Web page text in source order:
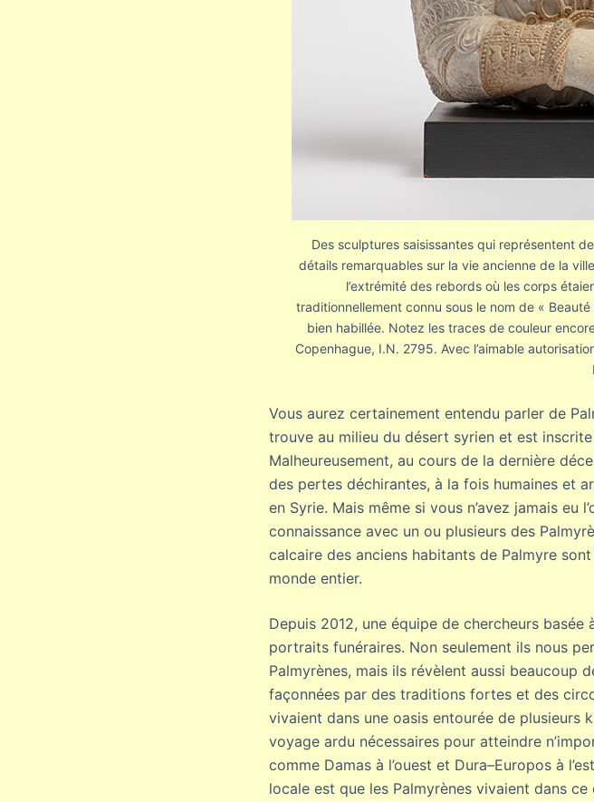
Des sculptures saisissantes qui représentent
détails remarquables sur la vie ancienne de la
l’extrémité des rebords où les corps
traditionnellement connu sous le nom de «
bien habillée. Notez les traces de couleur
Copenhague, I.N. 2795. Avec l’aimable
Vous aurez certainement entendu parler de
trouve au milieu du désert syrien et est
Malheureusement, au cours de la dernière
des pertes déchirantes, à la fois humaines et
en Syrie. Mais même si vous n’avez jamais
connaissance avec un ou plusieurs des
calcaire des anciens habitants de Palmyre
monde entier.
Depuis 2012, une équipe de chercheurs basée
portraits funéraires. Non seulement ils nous
Palmyrènes, mais ils révèlent aussi beaucoup
façonnées par des traditions fortes et des
vivaient dans une oasis entourée de plusieurs
voyage ardu nécessaires pour atteindre
comme Damas à l’ouest et Dura–Europos à
locale est que les Palmyrènes vivaient dans